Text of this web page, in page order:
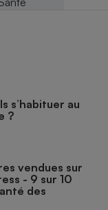
s’habituer au
?
vendues sur
- 9 sur 10
des
Climatiseur -
à expressos